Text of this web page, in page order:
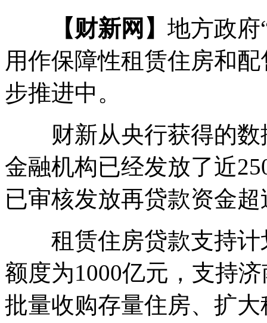
【财新网】 地方政府
用作保障性租赁住房和
步推进中。
财新从央行获得的数
金融机构已经发放了近
已审核发放再贷款资金超
租赁住房贷款支持计
额度为1000亿元，支持
批量收购存量住房、扩